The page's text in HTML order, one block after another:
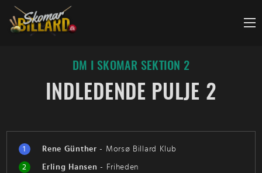
Fortsæt
indhold
DM I SKOMAR SEKTION 2
INDLEDENDE PULJE 2
1 Rene Günther - Morsø Billard Klub
2
Erling Hansen - Friheden